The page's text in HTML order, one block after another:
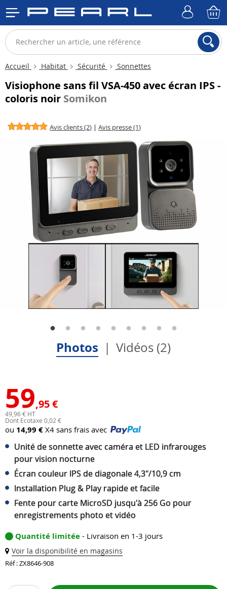
Accueil Habitat Sécurité Sonnettes
Visiophone sans fil VSA-450 avec écran IPS -
coloris noir Somikon
Avis clients (2) |Avis presse (1)
Photos Vidéos (2)
59,95 €
49,96 € HT
Dont Ecotaxe 0,02 €
ou 14,99 € X4 sans frais avec
Unité de sonnette avec caméra et LED infrarouges
pour vision nocturne
Écran couleur IPS de diagonale 4,3"/10,9 cm
Installation Plug & Play rapide et facile
Fente pour carte MicroSD jusqu'à 256 Go pour
enregistrements photo et vidéo
Quantité limitée - Livraison en 1-3 jours
Voir la disponibilité en magasins
Réf : ZX8646-908